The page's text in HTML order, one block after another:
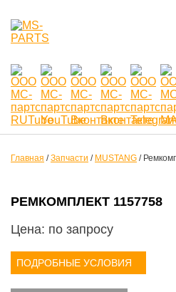
Главная /Запчасти / MUSTANG /
РЕМКОМПЛЕКТ 1157758
Цена: по запросу
ПОДРОБНЫЕ УСЛОВИЯ